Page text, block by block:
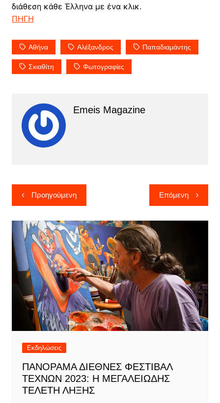
διάθεση κάθε Έλληνα με ένα κλικ.
ΠΗΓΗ
Αθήνα Αλέξανδρος Παπαδιαμάντης
Σκιαθίτη Φωτογραφίες
Emeis Magazine
Πλοήγηση
άρθρων
Προηγούμενη Επόμενη
Εκδηλώσεις
ΠΑΝΟΡΑΜΑ ΔΙΕΘΝΕΣ ΦΕΣΤΙΒΑΛ
ΤΕΧΝΩΝ 2023: Η ΜΕΓΑΛΕΙΩΔΗΣ
ΤΕΛΕΤΗ ΛΗΞΗΣ